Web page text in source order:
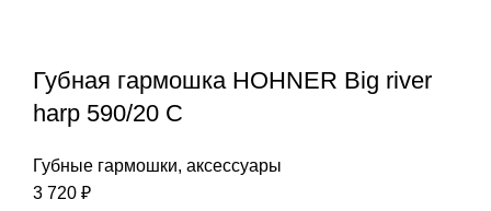
Губная гармошка HOHNER Big river
harp 590/20 C
Губные гармошки, аксессуары
3 720 ₽